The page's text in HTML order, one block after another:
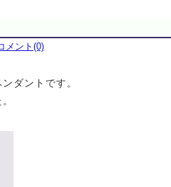
メント(0)
ダントです。